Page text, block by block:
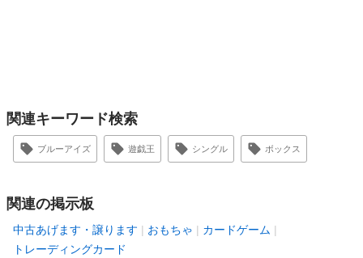
関連キーワード検索
ブルーアイズ 遊戯王 シングル ボックス
関連の掲示板
中古あげます・譲ります おもちゃ
カードゲーム
トレーディングカード